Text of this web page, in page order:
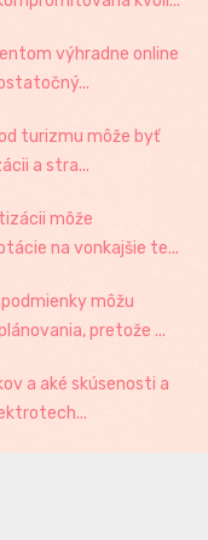
výhradne online
turizmu môže byť
a stra...
môže
na vonkajšie te...
môžu
pretože ...
a aké skúsenosti a